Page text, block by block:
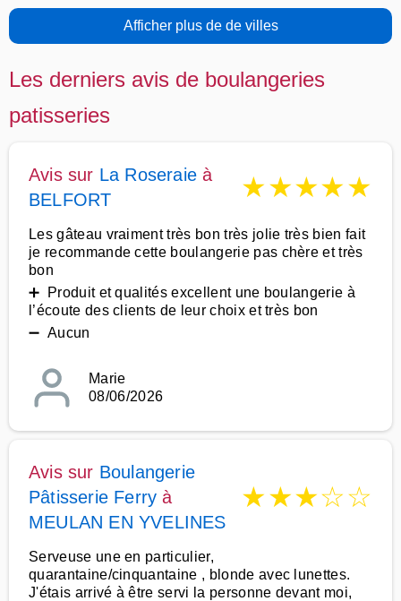
Afficher plus de de villes
Les derniers avis de boulangeries
patisseries
Avis sur La Roseraie à
BELFORT
★★★★★
Les gâteau vraiment très bon très jolie très bien fait
je recommande cette boulangerie pas chère et très
bon
➕ Produit et qualités excellent une boulangerie à
l’écoute des clients de leur choix et très bon
➖ Aucun
Marie
08/06/2026
Avis sur Boulangerie
Pâtisserie Ferry à
MEULAN EN YVELINES
★★★☆☆
Serveuse une en particulier,
quarantaine/cinquantaine , blonde avec lunettes.
J'étais arrivé à être servi la personne devant moi,